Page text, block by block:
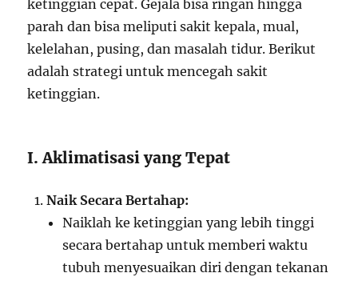
ketinggian cepat. Gejala bisa ringan hingga
parah dan bisa meliputi sakit kepala, mual,
kelelahan, pusing, dan masalah tidur. Berikut
adalah strategi untuk mencegah sakit
ketinggian.
I. Aklimatisasi yang Tepat
Naik Secara Bertahap:
Naiklah ke ketinggian yang lebih tinggi
secara bertahap untuk memberi waktu
tubuh menyesuaikan diri dengan tekanan